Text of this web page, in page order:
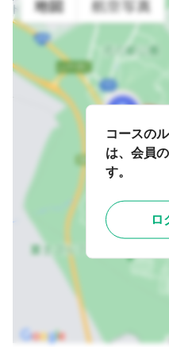
コースの
は、会員
す。
ロ